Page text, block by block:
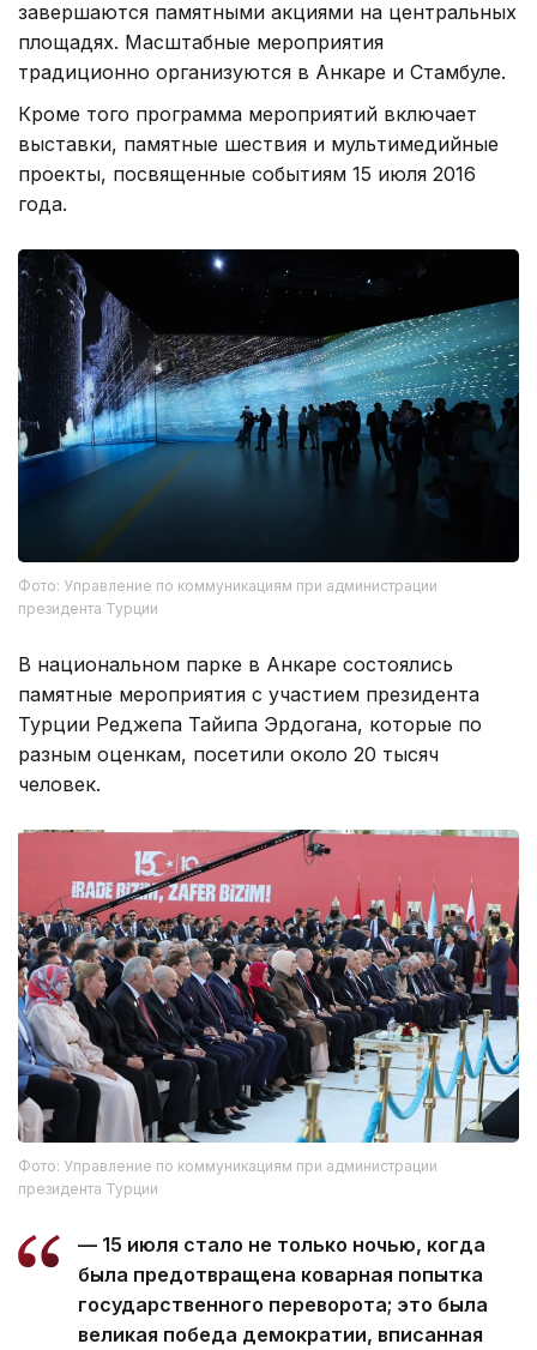
завершаются памятными акциями на центральных
площадях. Масштабные мероприятия
традиционно организуются в Анкаре и Стамбуле.
Кроме того программа мероприятий включает
выставки, памятные шествия и мультимедийные
проекты, посвященные событиям 15 июля 2016
года.
Фото: Управление по коммуникациям при администрации
президента Турции
В национальном парке в Анкаре состоялись
памятные мероприятия с участием президента
Турции Реджепа Тайипа Эрдогана, которые по
разным оценкам, посетили около 20 тысяч
человек.
Фото: Управление по коммуникациям при администрации
президента Турции
— 15 июля стало не только ночью, когда
была предотвращена коварная попытка
государственного переворота; это была
великая победа демократии, вписанная